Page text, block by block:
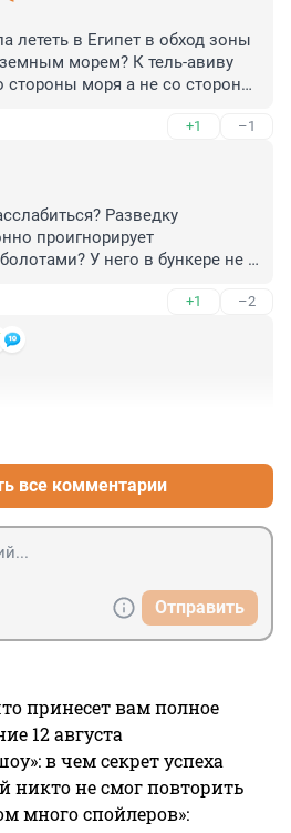
лететь в Египет в обход зоны
морем? К тель-авиву
стороны моря а не со стороны
+1 –1
Разведку
проигнорирует
У него в бункере не
+1 –2
все комментарии
Отправить
принесет вам полное
12 августа
в чем секрет успеха
никто не смог повторить
много спойлеров»: